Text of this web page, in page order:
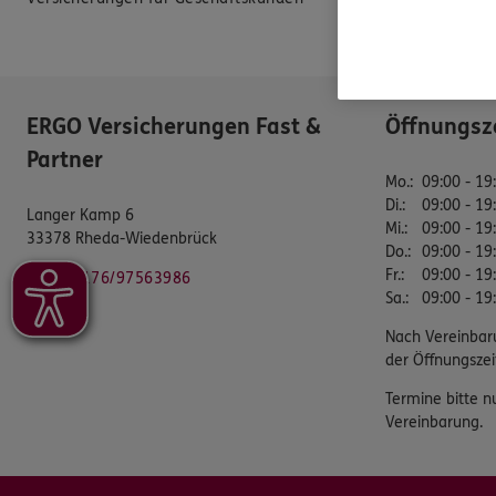
ERGO Versicherungen Fast &
Partner
Langer Kamp 6
33378 Rheda-Wiedenbrück
Mobil: 0176/97563986
Mo.: 09:00 -
Di.:
09:00 -
Mi.:
09:00 -
Do.: 09:00 -
Fr.:
09:00 -
Sa.: 09:00 -
Nach
der
Termine bitte
Vereinbarung.